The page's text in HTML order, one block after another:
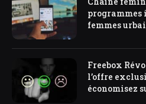
programmes
femmes
Freebox
l’offre
économisez